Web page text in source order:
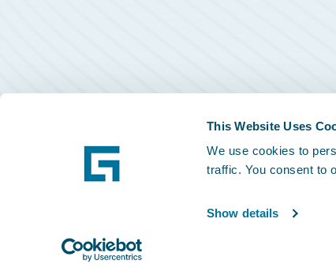
This Website Uses
We use cookies to
traffic. You consent to
Show details